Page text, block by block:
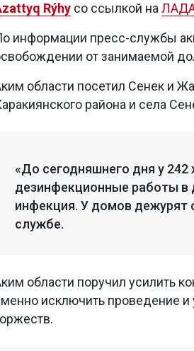
Rýhy со ссылкой на
информации пресс-службы
от занимаемой
области посетил Сенек и
района и села
«До сегодняшнего дня у
дезинфекционные работы в
инфекция. У домов дежурят
службе.
области поручил усилить
исключить проведение